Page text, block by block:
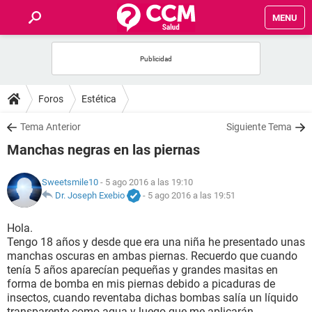
MENU
FOROS
SALUD
NUTRICIÓN
BIENESTAR
SEXUALIDAD
GLOSARIO
Foros Estética
Tema Anterior Siguiente Tema
Manchas negras en las piernas
Sweetsmile10 - 5 ago 2016 a las 19:10
Dr. Joseph Exebio
- 5 ago 2016 a las 19:51
Hola.
Tengo 18 años y desde que era una niña he presentado unas
manchas oscuras en ambas piernas. Recuerdo que cuando
tenía 5 años aparecían pequeñas y grandes masitas en
forma de bomba en mis piernas debido a picaduras de
insectos, cuando reventaba dichas bombas salía un líquido